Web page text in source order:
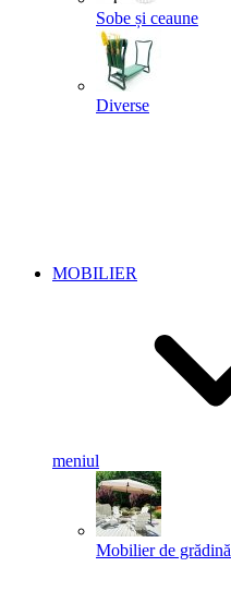
Sobe și ceaune
Diverse
MOBILIER
meniul
Mobilier de grădină